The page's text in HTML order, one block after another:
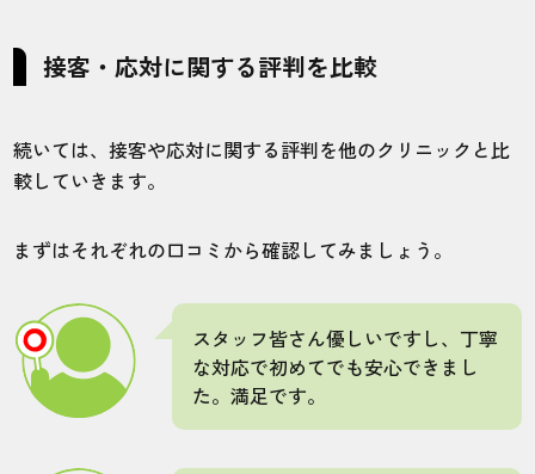
接客・応対に関する評判を比較
続いては、接客や応対に関する評判を他のクリニックと比
較していきます。
まずはそれぞれの口コミから確認してみましょう。
スタッフ皆さん優しいですし、丁寧
な対応で初めてでも安心できまし
た。満足です。